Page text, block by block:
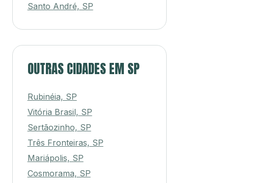
Santo André, SP
OUTRAS CIDADES EM SP
Rubinéia, SP
Vitória Brasil, SP
Sertãozinho, SP
Três Fronteiras, SP
Mariápolis, SP
Cosmorama, SP